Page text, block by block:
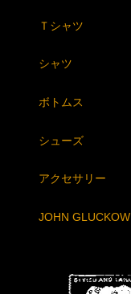
Ｔシャツ
シャツ
ボトムス
シューズ
アクセサリー
JOHN GLUCKOW